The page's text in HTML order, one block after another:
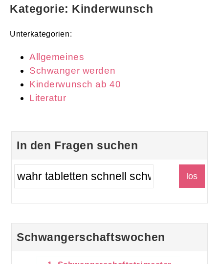
Kategorie: Kinderwunsch
Unterkategorien:
Allgemeines
Schwanger werden
Kinderwunsch ab 40
Literatur
In den Fragen suchen
Schwangerschaftswochen